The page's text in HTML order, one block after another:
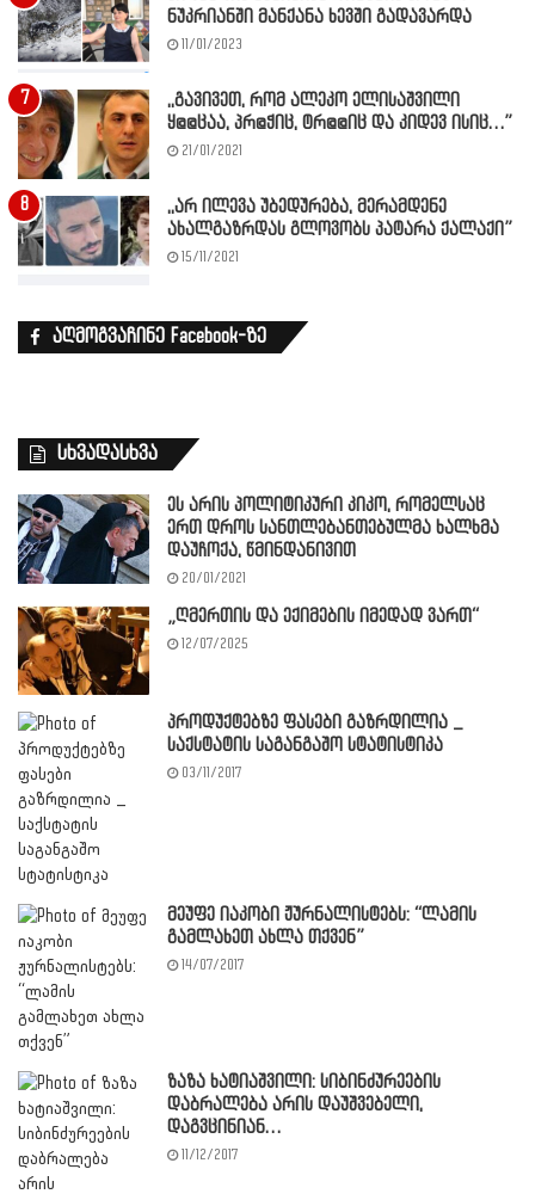
ნუკრიანში მანქანა ხევში გადავარდა
11/01/2023
,,გავივეთ, რომ ალეკო ელისაშვილი
ყ@@ცაა, პრ@ჭიც, ტრ@@იც და კიდევ ისიც…”
21/01/2021
,,არ ილევა უბედურება, მერამდენე
ახალგაზრდას გლოვობს პატარა ქალაქი”
15/11/2021
აღმოგვაჩინე Facebook-ზე
სხვადასხვა
ეს არის პოლიტიკური კიკო, რომელსაც
ერთ დროს სანთლებანთებულმა ხალხმა
დაუჩოქა, წმინდანივით
20/01/2021
„ღმერთის და ექიმების იმედად ვართ“
12/07/2025
პროდუქტებზე ფასები გაზრდილია _
საქსტატის საგანგაშო სტატისტიკა
03/11/2017
მეუფე იაკობი ჟურნალისტებს: “ლამის
გამლახეთ ახლა თქვენ”
14/07/2017
ზაზა ხატიაშვილი: სიბინძურეების
დაბრალება არის დაუშვებელი,
დაგვცინიან…
11/12/2017